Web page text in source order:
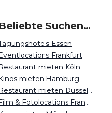
Beliebte Suchen auf Event Inc
Essen
Eventlocations Frankfurt
Restaurant mieten Köln
Kinos mieten Hamburg
Restaurant mieten Düsseldorf
Film & Fotolocations Frankfurt